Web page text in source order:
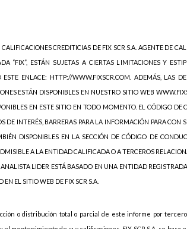
CALIFICACIONES CREDITICIAS DE FIX SCR S.A. AGENTE DE
“FIX”, ESTÁN SUJETAS A CIERTAS LIMITACIONES Y
ESTE ENLACE: HTTP://WWW.FIXSCR.COM. ADEMÁS, LAS
ESTÁN DISPONIBLES EN NUESTRO SITIO WEB
EN ESTE SITIO EN TODO MOMENTO. EL CÓDIGO
DE INTERÉS, BARRERAS PARA LA INFORMACIÓN PARA
DISPONIBLES EN LA SECCIÓN DE CÓDIGO DE
A LA ENTIDAD CALIFICADA O A TERCEROS
LIDER ESTÁ BASADO EN UNA ENTIDAD
EN EL SITIO WEB DE FIX SCR S.A.
o distribución total o parcial de este informe por